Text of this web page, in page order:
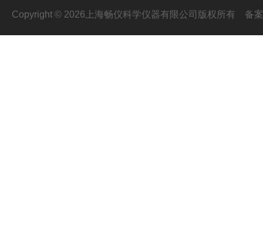
Copyright © 2026上海畅仪科学仪器有限公司版权所有 备